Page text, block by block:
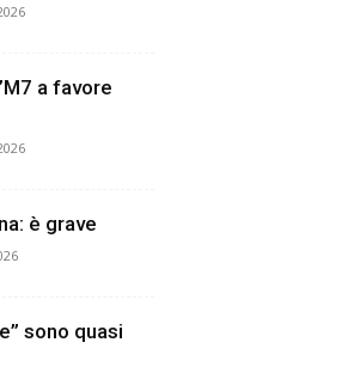
a favore
è grave
sono quasi